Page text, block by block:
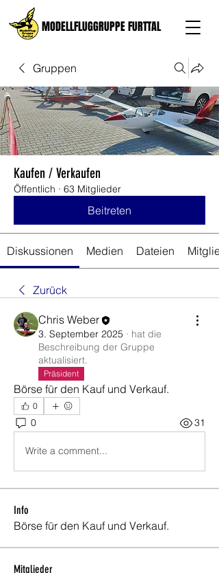
MODELLFLUGGRUPPE FURTTAL
Gruppen
Kaufen / Verkaufen
Öffentlich · 63 Mitglieder
Beitreten
Diskussionen Medien Dateien
Zurück
Chris Weber
3. September 2025 · hat die
Beschreibung der Gruppe
aktualisiert.
Präsident
Börse für den Kauf und Verkauf.
0
0 31
Write a comment...
Info
Börse für den Kauf und Verkauf.
Mitglieder